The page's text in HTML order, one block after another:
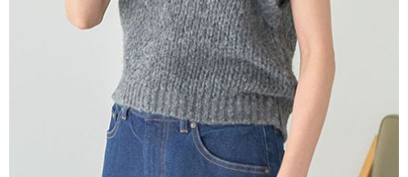
１．透過由恩沛科技股份有限公司提供之「AFTEE先享後付」服務完成之交
易，需依本服務之必要範圍內提供個人資料，並將交易相關給付款項請求債
權轉讓予恩沛科技股份有限公司。
２．關於個人資料處理事宜，請瀏覽以下網址：
https://aftee.tw/terms/#terms3
３．未成年的使用者請事先徵得法定代理人或監護人之同意方可使用
「AFTEE先享後付」，若未經同意申辦者引起之損失，本公司不負相關責
４．使用「AFTEE先享後付」時，將依據個別帳號之用戶狀況，依本公司即
時審查核予不同之上限額度；若仍有額度不足之情形，本公司將視審查結果
請求用戶進行身份認證。
每筆NT$60，滿NT$888(含以上)免運費
每筆NT$60，滿NT$888(含以上)免運費
每筆NT$90，滿NT$888(含以上)免運費